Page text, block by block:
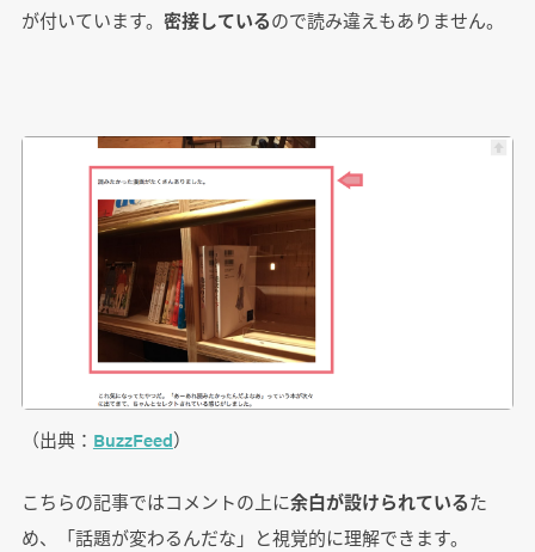
が付いています。 密接しているので読み違えもありません。
（出典： BuzzFeed）
こちらの記事ではコメントの上に余白が設けられているた
め、「話題が変わるんだな」と視覚的に理解できます。